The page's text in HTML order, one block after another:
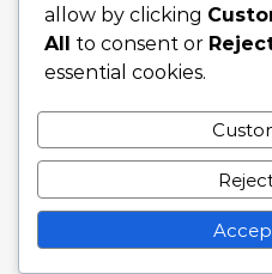
Graceful Theme
allow by clicking
All to consent or
essential cookies.